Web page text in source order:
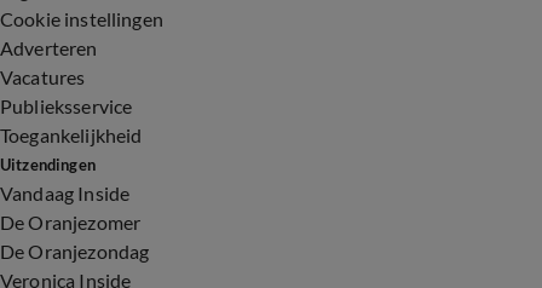
Cookie instellingen
Adverteren
Vacatures
Publieksservice
Toegankelijkheid
Uitzendingen
Vandaag Inside
De Oranjezomer
De Oranjezondag
Veronica Inside